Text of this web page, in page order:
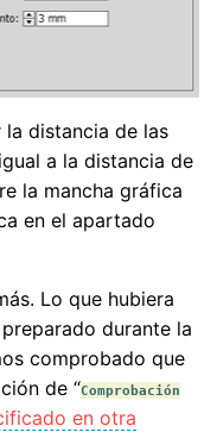
distancia de las
a la distancia de
la mancha gráfica
en el apartado
Lo que hubiera
durante la
comprobado que
de “Comprobación
en otra